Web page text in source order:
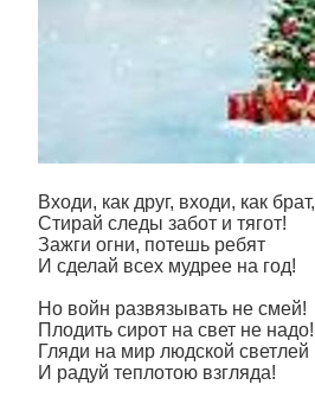
Входи, как друг, входи, как брат,
Стирай следы забот и тягот!
Зажги огни, потешь ребят
И сделай всех мудрее на год!
Но войн развязывать не смей!
Плодить сирот на свет не надо!
Гляди на мир людской светлей
И радуй теплотою взгляда!